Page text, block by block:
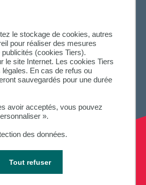
le stockage de cookies, autres
pour réaliser des mesures
(cookies Tiers).
le site Internet. Les cookies Tiers
En cas de refus ou
sauvegardés pour une durée
avoir acceptés, vous pouvez
».
des données.
Tout refuser